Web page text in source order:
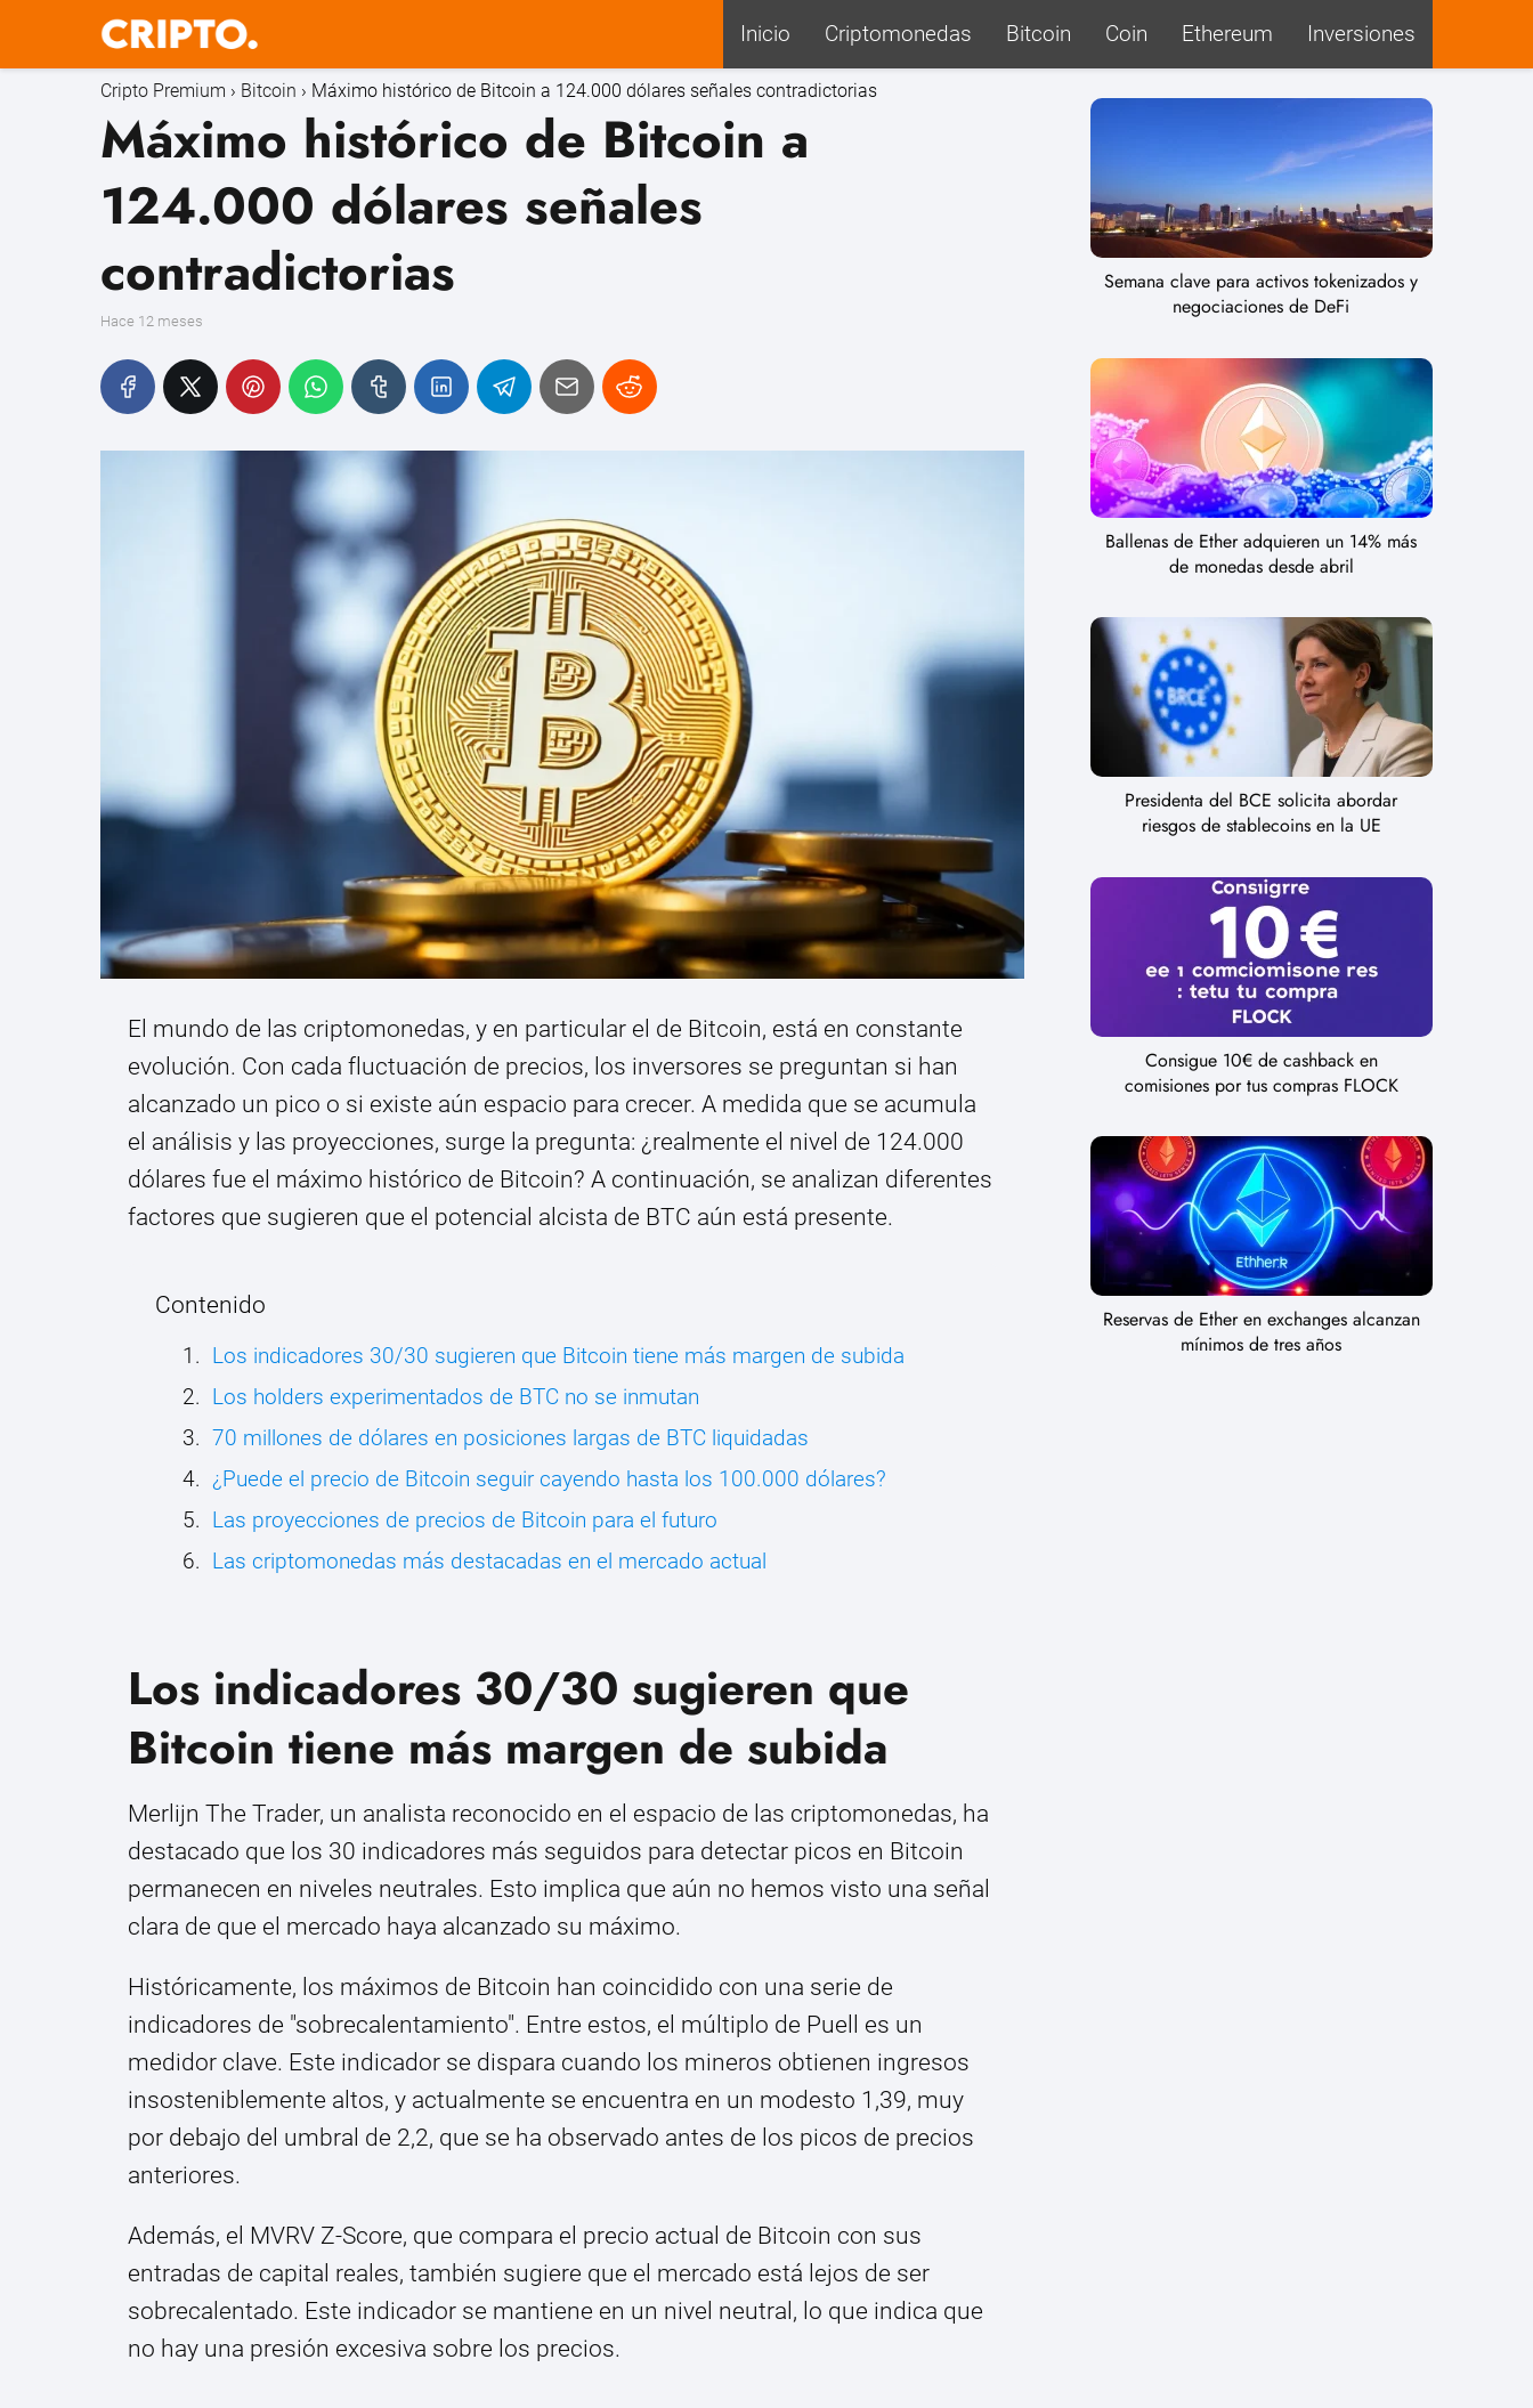
Inicio Criptomonedas Bitcoin Coin Ethereum Inversiones
Cripto Premium Bitcoin Máximo histórico de Bitcoin a 124.000 dólares señales contradictorias
Máximo histórico de Bitcoin a
124.000 dólares señales
contradictorias
hace 12 meses
El mundo de las criptomonedas, y en particular el de Bitcoin, está en constante
evolución. Con cada fluctuación de precios, los inversores se preguntan si han
alcanzado un pico o si existe aún espacio para crecer. A medida que se acumula
el análisis y las proyecciones, surge la pregunta: ¿realmente el nivel de 124.000
dólares fue el máximo histórico de Bitcoin? A continuación, se analizan diferentes
factores que sugieren que el potencial alcista de BTC aún está presente.
Contenido
Los indicadores 30/30 sugieren que Bitcoin tiene más margen de subida
Los holders experimentados de BTC no se inmutan
70 millones de dólares en posiciones largas de BTC liquidadas
¿Puede el precio de Bitcoin seguir cayendo hasta los 100.000 dólares?
Las proyecciones de precios de Bitcoin para el futuro
Las criptomonedas más destacadas en el mercado actual
Los indicadores 30/30 sugieren que
Bitcoin tiene más margen de subida
Merlijn The Trader, un analista reconocido en el espacio de las criptomonedas, ha
destacado que los 30 indicadores más seguidos para detectar picos en Bitcoin
permanecen en niveles neutrales. Esto implica que aún no hemos visto una señal
clara de que el mercado haya alcanzado su máximo.
Históricamente, los máximos de Bitcoin han coincidido con una serie de
indicadores de "sobrecalentamiento". Entre estos, el múltiplo de Puell es un
medidor clave. Este indicador se dispara cuando los mineros obtienen ingresos
insosteniblemente altos, y actualmente se encuentra en un modesto 1,39, muy
por debajo del umbral de 2,2, que se ha observado antes de los picos de precios
anteriores.
Además, el MVRV Z-Score, que compara el precio actual de Bitcoin con sus
entradas de capital reales, también sugiere que el mercado está lejos de ser
sobrecalentado. Este indicador se mantiene en un nivel neutral, lo que indica que
no hay una presión excesiva sobre los precios.
Semana clave para activos tokenizados y
negociaciones de DeFi
Ballenas de Ether adquieren un 14% más
de monedas desde abril
Presidenta del BCE solicita abordar
riesgos de stablecoins en la UE
Consigue 10€ de cashback en
comisiones por tus compras FLOCK
Reservas de Ether en exchanges alcanzan
mínimos de tres años